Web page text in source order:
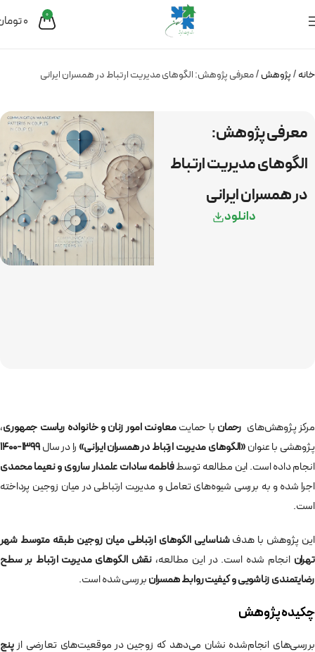
0
0
خانه پژوهش معرفی پژوهش: الگوهای مدیریت ارتباط در همسران ایرانی
معرفی پژوهش:
الگوهای مدیریت ارتباط
در همسران ایرانی
دانلود
مرکز پژوهش‌های رحمان با حمایتمعاونت امور زنان و خانواده ریاست جمهوری،
پژوهشی با عنوان«الگوهای مدیریت ارتباط در همسران ایرانی» را در سال۱۳۹۹-۱۴۰۰
انجام داده است. این مطالعه توسطفاطمه سادات علمدار ساروی و نعیما محمدی
اجرا شده و به بررسی شیوه‌های تعامل و مدیریت ارتباطی در میان زوجین پرداخته
است.
این پژوهش با هدفشناسایی الگوهای ارتباطی میان زوجین طبقه متوسط شهر
تهران انجام شده است. در این مطالعه، نقش الگوهای مدیریت ارتباط بر سطح
رضایتمندی زناشویی و کیفیت روابط همسرانبررسی شده است.
چکیده پژوهش
بررسی‌های انجام‌شده نشان می‌دهد که زوجین در موقعیت‌های تعارضی ازپنج